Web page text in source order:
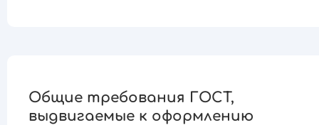
Общие требования ГОСТ,
выдвигаемые к оформлению